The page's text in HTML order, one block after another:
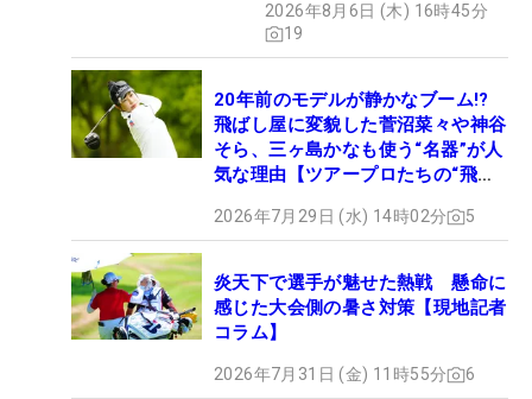
2026年8月6日 (木) 16時45分
19
20年前のモデルが静かなブーム!?
飛ばし屋に変貌した菅沼菜々や神谷
そら、三ヶ島かなも使う“名器”が人
気な理由【ツアープロたちの“飛ば
2026年7月29日 (水) 14時02分 5
炎天下で選手が魅せた熱戦 懸命に
感じた大会側の暑さ対策【現地記者
コラム】
2026年7月31日 (金) 11時55分 6